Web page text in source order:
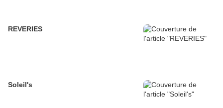
REVERIES
Soleil's